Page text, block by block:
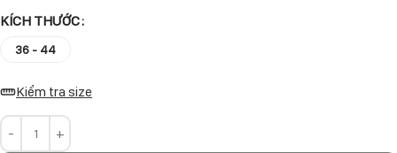
KÍCH THƯỚC
36 - 44
Kiểm tra size